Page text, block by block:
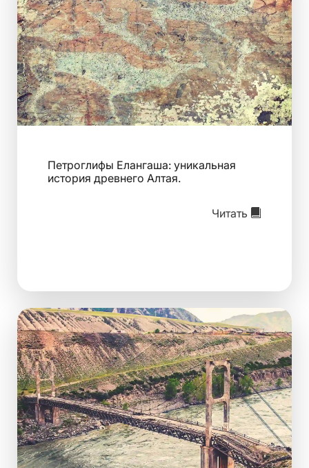
Петроглифы Елангаша: уникальная
история древнего Алтая.
Читать
Изображение для статьи Висячий мост инженера